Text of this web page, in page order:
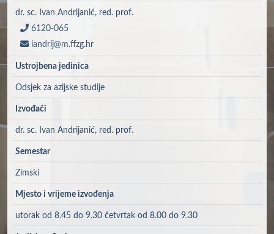
dr. sc. Ivan Andrijanić, red. prof.
6120-065
iandrij@m.ffzg.hr
Ustrojbena jedinica
Odsjek za azijske studije
Izvođači
dr. sc. Ivan Andrijanić, red. prof.
Semestar
Zimski
Mjesto i vrijeme izvođenja
utorak od 8.45 do 9.30 četvrtak od 8.00 do 9.30